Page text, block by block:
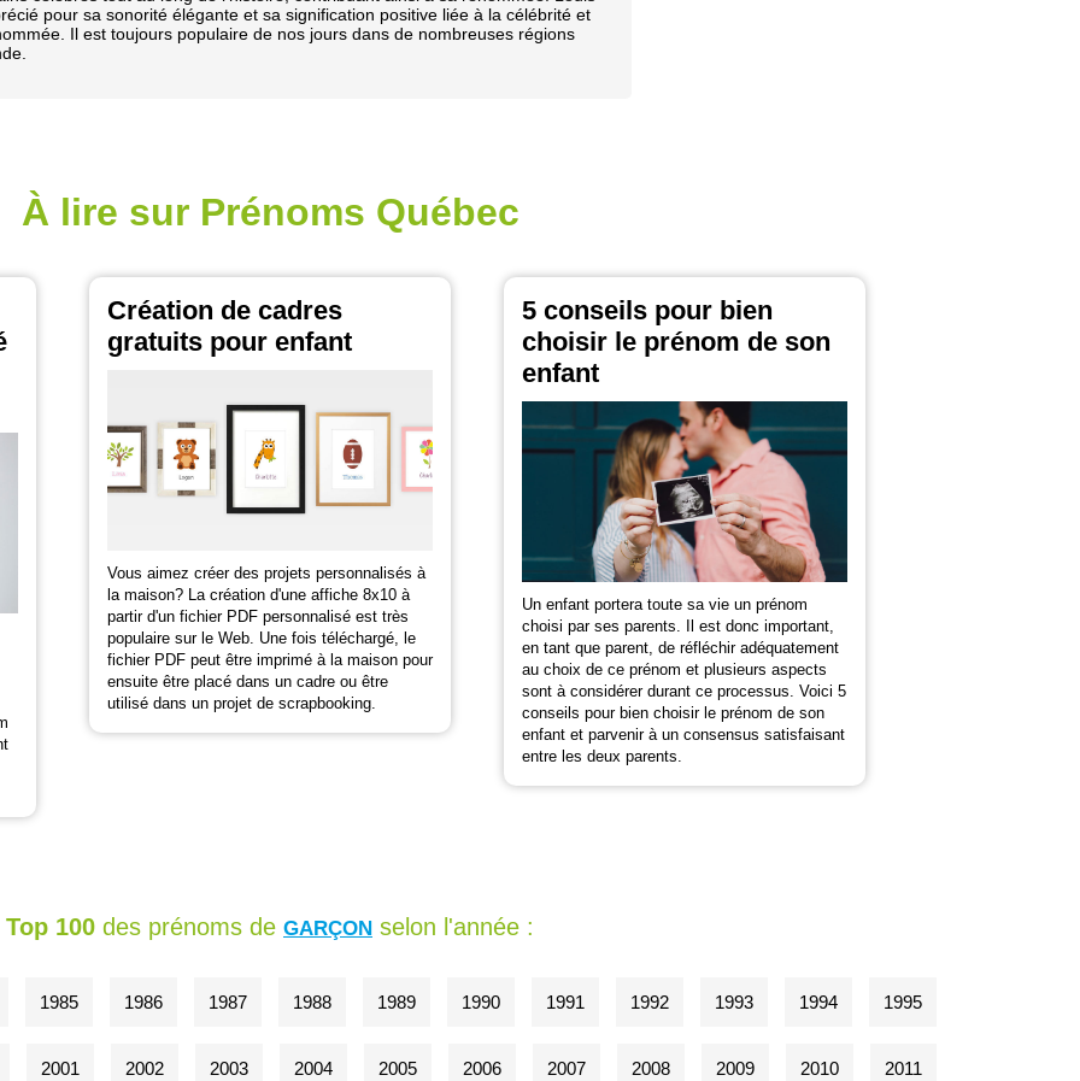
pour sa sonorité élégante et sa signification positive liée à la célébrité et
Il est toujours populaire de nos jours dans de nombreuses régions
À lire sur Prénoms Québec
Création de cadres
gratuits pour enfant
Vous aimez créer des projets personnalisés à
la maison? La création d'une affiche 8x10 à
partir d'un fichier PDF personnalisé est très
populaire sur le Web. Une fois téléchargé, le
fichier PDF peut être imprimé à la maison pour
ensuite être placé dans un cadre ou être
utilisé dans un projet de scrapbooking.
5 conseils pour bien
choisir le prénom de son
enfant
Un enfant portera toute sa vie un prénom
choisi par ses parents. Il est donc important,
en tant que parent, de réfléchir adéquatement
au choix de ce prénom et plusieurs aspects
sont à considérer durant ce processus. Voici 5
conseils pour bien choisir le prénom de son
enfant et parvenir à un consensus satisfaisant
entre les deux parents.
Top 100 des prénoms de GARÇON selon l'année :
1985 1986 1987 1988 1989 1990 1991 1992 1993 1994 1995
2001 2002 2003 2004 2005 2006 2007 2008 2009 2010 2011